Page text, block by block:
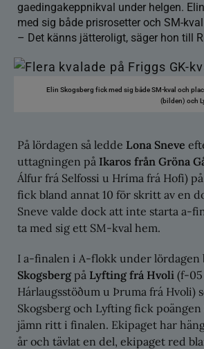
gaedingakeppnikval under helgen.
med sig både prisrosetter och SM-
– Det känns jätteroligt, säger hon till
Elin Skogsberg fick med sig både SM-kval och
(bilden) och
På lördagen så ledde Lona Sneve
uttagningen på Ikaros från Gröna
Álfur frá Selfossi u Hríma frá Hofi)
fick bland annat 10 för skritt av en
Sneve valde dock att inte starta a-
ta med sig ett SM-kval hem.
I a-finalen i A-flokk under lördagen
Skogsbergpå Lyfting frá Hvoli (f-05
Hárlaugsstöðum u Þruma frá Hvoli)
Skogsberg och Lyfting fick
jämn ritt i finalen. Ekipaget har
år och tävlat en del, ekipaget red